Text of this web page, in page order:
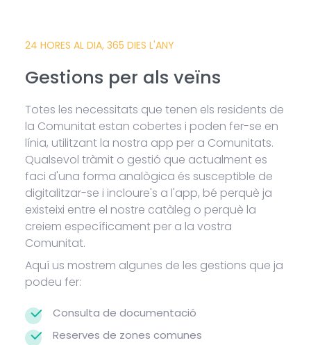
24 HORES AL DIA, 365 DIES L'ANY
Gestions per als veïns
Totes les necessitats que tenen els residents de
la Comunitat estan cobertes i poden fer-se en
línia, utilitzant la nostra app per a Comunitats.
Qualsevol tràmit o gestió que actualment es
faci d'una forma analògica és susceptible de
digitalitzar-se i incloure's a l'app, bé perquè ja
existeixi entre el nostre catàleg o perquè la
creiem específicament per a la vostra
Comunitat.
Aquí us mostrem algunes de les gestions que ja
podeu fer:
Consulta de documentació
Reserves de zones comunes